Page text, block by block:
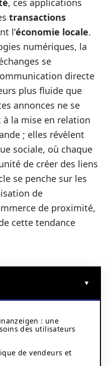
, ces applications
transactions
l’économie locale.
numériques, la
se
directe
plus fluide que
annonces ne se
la mise en relation
; elles révèlent
sociale, où chaque
de créer des liens
se penche sur les
de
de proximité,
cette tendance
: une
des utilisateurs
de vendeurs et